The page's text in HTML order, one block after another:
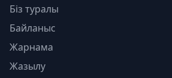
Біз туралы
Байланыс
Жарнама
Жазылу